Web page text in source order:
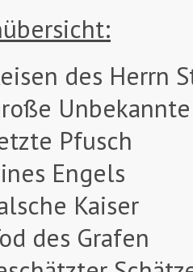
des Herrn
Unbekannte
Pfusch
Engels
Kaiser
des Grafen